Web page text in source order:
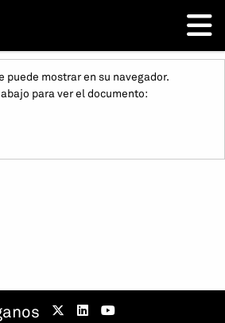
puede mostrar en su navegador.
para ver el documento: